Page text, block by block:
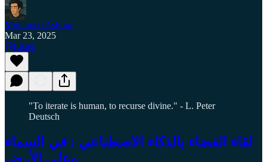
Mohamed Ashour
Mar 23, 2025
Listen
"To iterate is human, to recurse divine." - L. Peter
Deutsch
لقاء الفضاء بالذكاء الاصطناعي : في السماء
وعلى الأرض